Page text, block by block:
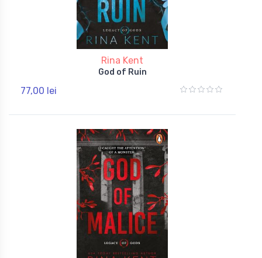
Rina Kent
God of Ruin
77,00 lei